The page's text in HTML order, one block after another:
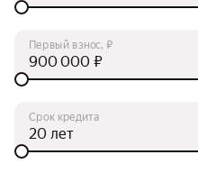
Первый взнос, ₽
₽
Срок кредита
лет